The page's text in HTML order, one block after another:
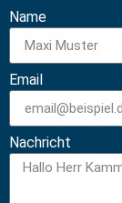
Name
Email
Nachricht